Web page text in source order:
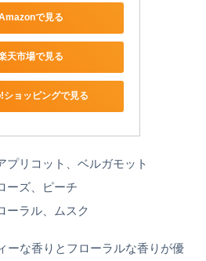
で見る
天市場で見る
ショッピングで見る
リコット、ベルガモット
ズ、ピーチ
ラル、ムスク
ーな香りとフローラルな香りが優